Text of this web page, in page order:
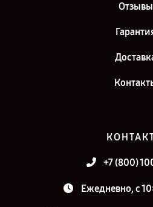
Отзывы
+7 (800)
Ежедневно, с